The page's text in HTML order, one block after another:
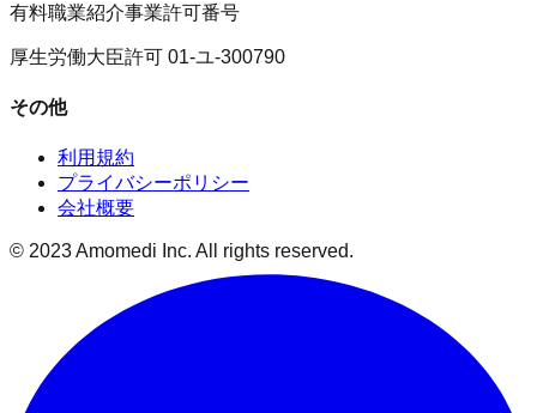
有料職業紹介事業許可番号
厚生労働大臣許可 01-ユ-300790
その他
利用規約
プライバシーポリシー
会社概要
© 2023 Amomedi Inc. All rights reserved.